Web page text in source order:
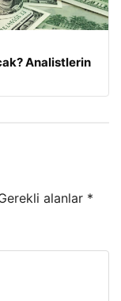
Analistlerin
alanlar *